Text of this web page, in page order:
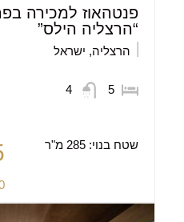
פנטהאוז למכירה
“הרצליה הילס”
הרצליה, ישראל
5
4
שטח בנוי:285 מ"ר